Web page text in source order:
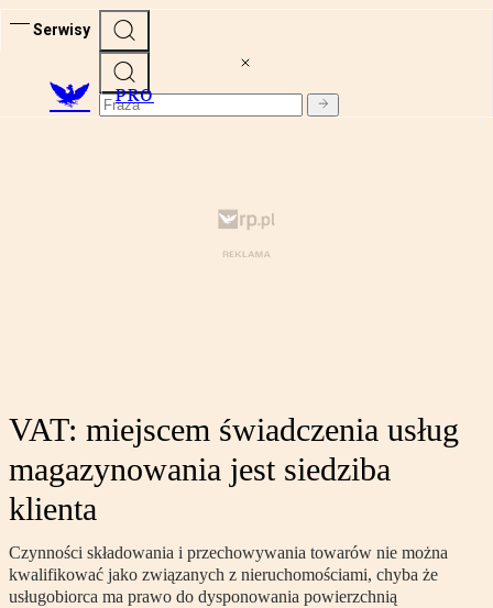
Serwisy
PRO
VAT: miejscem świadczenia usług
magazynowania jest siedziba
klienta
Czynności składowania i przechowywania towarów nie można
kwalifikować jako związanych z nieruchomościami, chyba że
usługobiorca ma prawo do dysponowania powierzchnią